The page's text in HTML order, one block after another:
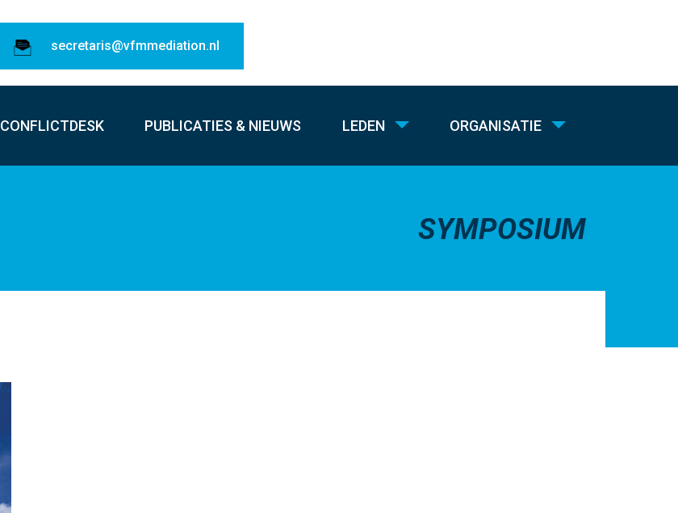
secretaris@vfmmediation.nl
CONFLICTDESK PUBLICATIES & NIEUWS LEDEN ORGANISATIE
SYMPOSIUM